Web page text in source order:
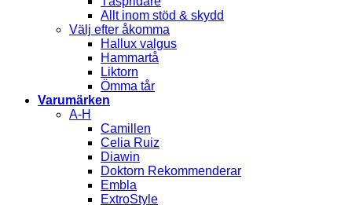
Allt inom stöd & skydd
Välj efter åkomma
Hallux valgus
Hammartå
Liktorn
Ömma tår
Varumärken
A-H
Camillen
Celia Ruiz
Diawin
Doktorn Rekommenderar
Embla
ExtroStyle